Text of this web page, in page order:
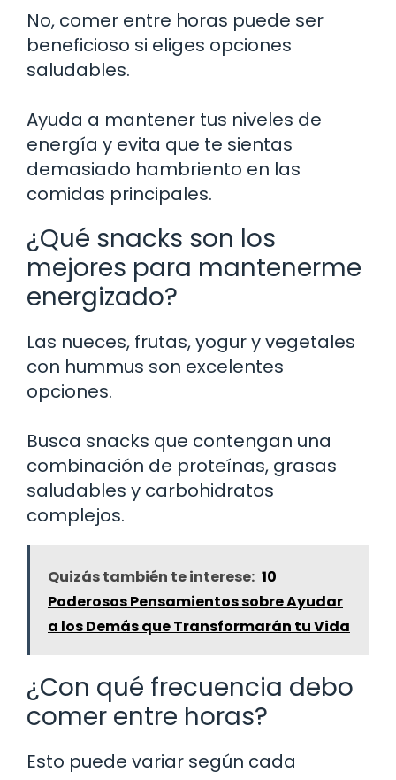
No, comer entre horas puede ser
beneficioso si eliges opciones
saludables.
Ayuda a mantener tus niveles de
energía y evita que te sientas
demasiado hambriento en las
comidas principales.
¿Qué snacks son los
mejores para mantenerme
energizado?
Las nueces, frutas, yogur y vegetales
con hummus son excelentes
opciones.
Busca snacks que contengan una
combinación de proteínas, grasas
saludables y carbohidratos
complejos.
Quizás también te interese: 10
Poderosos Pensamientos sobre Ayudar
a los Demás que Transformarán tu Vida
¿Con qué frecuencia debo
comer entre horas?
Esto puede variar según cada